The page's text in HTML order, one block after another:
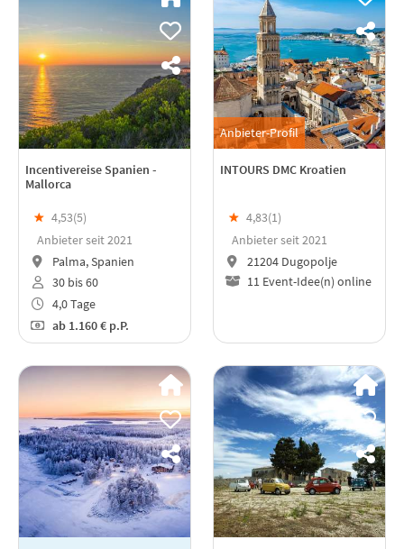
Incentivereise Spanien -
Mallorca
★ 4,53(5)
Anbieter seit 2021
Palma, Spanien
30 bis 60
4,0 Tage
ab1.160 € p.P.
Anbieter-Profil
INTOURS DMC Kroatien
★ 4,83(1)
Anbieter seit 2021
21204 Dugopolje
11 Event-Idee(n) online